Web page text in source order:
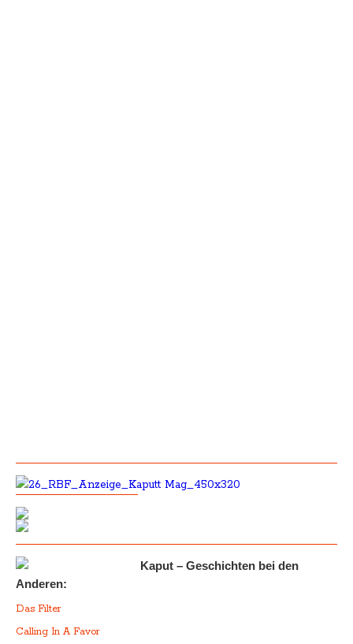
Kaput – Geschichten bei den
Anderen:
Das Filter
Calling In A Favor